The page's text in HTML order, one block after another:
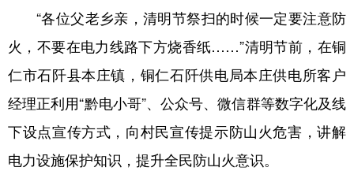
“各位父老乡亲，清明节祭扫的时候一定要注意防
火，不要在电力线路下方烧香纸……”清明节前，在铜
仁市石阡县本庄镇，铜仁石阡供电局本庄供电所客户
经理正利用“黔电小哥”、公众号、微信群等数字化及线
下设点宣传方式，向村民宣传提示防山火危害，讲解
电力设施保护知识，提升全民防山火意识。